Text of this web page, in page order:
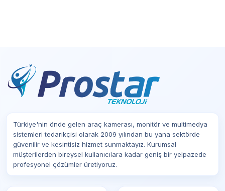
Türkiye'nin önde gelen araç kamerası, monitör ve multimedya
sistemleri tedarikçisi olarak 2009 yılından bu yana sektörde
güvenilir ve kesintisiz hizmet sunmaktayız. Kurumsal
müşterilerden bireysel kullanıcılara kadar geniş bir yelpazede
profesyonel çözümler üretiyoruz.